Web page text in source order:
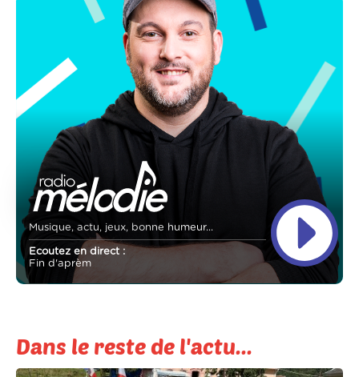
Musique, actu, jeux, bonne humeur...
Ecoutez en direct :
Fin d'aprèm
Dans le reste de l'actu...